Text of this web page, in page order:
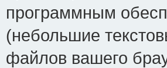
программным
(небольшие
файлов вашего